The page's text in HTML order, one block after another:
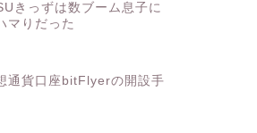
きっずは数ブーム息子に
マりだった
通貨口座bitFlyerの開設手